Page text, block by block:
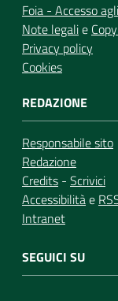
Foia - Accesso
Note legalie
Privacy policy
Cookies
REDAZIONE
Responsabile sito
Redazione
Credits - Scrivici
Accessibilitàe
Intranet
SEGUICI SU